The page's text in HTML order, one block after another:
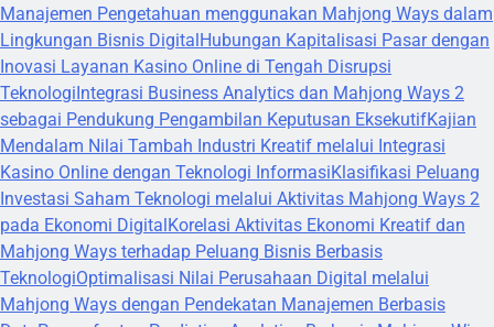
Manajemen Pengetahuan menggunakan Mahjong Ways dalam
Lingkungan Bisnis DigitalHubungan Kapitalisasi Pasar dengan
Inovasi Layanan Kasino Online di Tengah Disrupsi
TeknologiIntegrasi Business Analytics dan Mahjong Ways 2
sebagai Pendukung Pengambilan Keputusan EksekutifKajian
Mendalam Nilai Tambah Industri Kreatif melalui Integrasi
Kasino Online dengan Teknologi InformasiKlasifikasi Peluang
Investasi Saham Teknologi melalui Aktivitas Mahjong Ways 2
pada Ekonomi DigitalKorelasi Aktivitas Ekonomi Kreatif dan
Mahjong Ways terhadap Peluang Bisnis Berbasis
TeknologiOptimalisasi Nilai Perusahaan Digital melalui
Mahjong Ways dengan Pendekatan Manajemen Berbasis